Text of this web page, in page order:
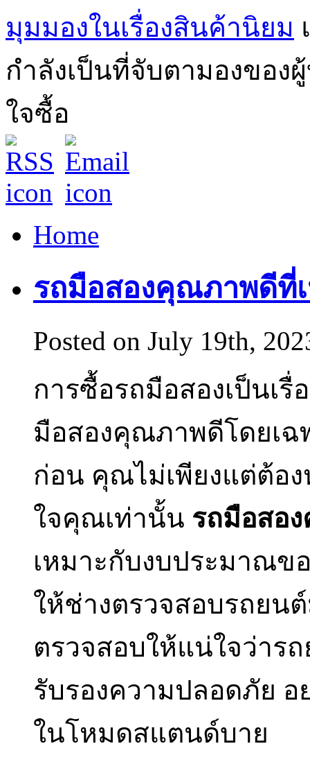
มุมมองในเรื่องสินค้านิยม
กำลังเป็นที่จับตามองขอ
ใจซื้อ
Home
รถมือสองคุณภาพดีที่
Posted on July 19th,
การซื้อรถมือสองเป็นเ
มือสองคุณภาพดีโดยเ
ก่อน คุณไม่เพียงแต่ต้อ
ใจคุณเท่านั้น รถมือสอ
เหมาะกับงบประมาณข
ให้ช่างตรวจสอบรถย
ตรวจสอบให้แน่ใจว่า
รับรองความปลอดภัย
ในโหมดสแตนด์บาย